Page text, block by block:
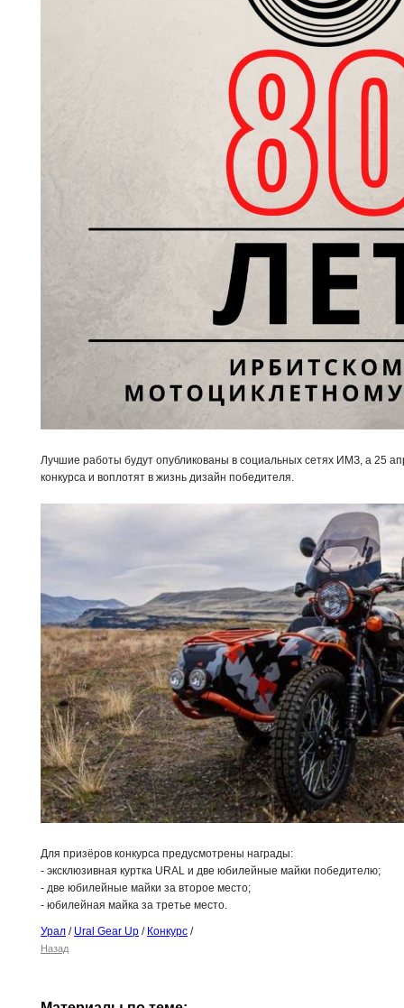
Лучшие работы будут опубликованы в социальных сетях ИМЗ, а 25
конкурса и воплотят в жизнь дизайн победителя.
Для призёров конкурса предусмотрены награды:
- эксклюзивная куртка URAL и две юбилейные майки победителю;
- две юбилейные майки за второе место;
- юбилейная майка за третье место.
Урал / Ural Gear Up / Конкурс /
Назад